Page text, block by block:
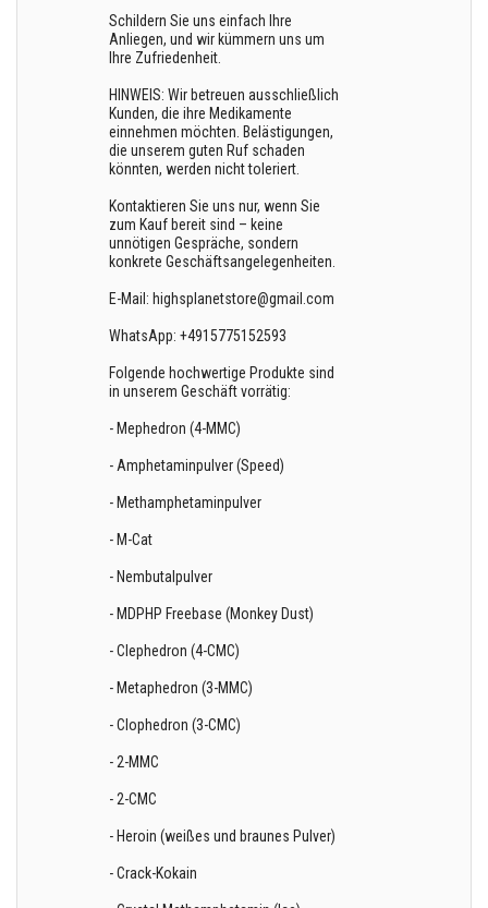
Schildern Sie uns einfach Ihre
Anliegen, und wir kümmern uns um
Ihre Zufriedenheit.
HINWEIS: Wir betreuen ausschließlich
Kunden, die ihre Medikamente
einnehmen möchten. Belästigungen,
die unserem guten Ruf schaden
könnten, werden nicht toleriert.
Kontaktieren Sie uns nur, wenn Sie
zum Kauf bereit sind – keine
unnötigen Gespräche, sondern
konkrete Geschäftsangelegenheiten.
E-Mail: highsplanetstore@gmail.com
WhatsApp: +4915775152593
Folgende hochwertige Produkte sind
in unserem Geschäft vorrätig:
- Mephedron (4-MMC)
- Amphetaminpulver (Speed)
- Methamphetaminpulver
- M-Cat
- Nembutalpulver
- MDPHP Freebase (Monkey Dust)
- Clephedron (4-CMC)
- Metaphedron (3-MMC)
- Clophedron (3-CMC)
- 2-MMC
- 2-CMC
- Heroin (weißes und braunes Pulver)
- Crack-Kokain